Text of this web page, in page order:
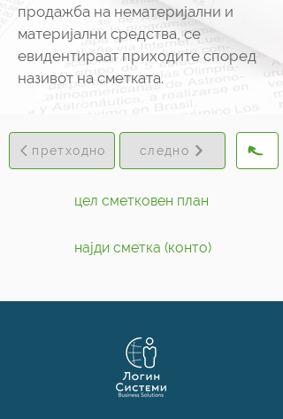
продажба на нематеријални и
материјални средства, се
евидентираат приходите според
називот на сметката.
претходно следно
цел сметковен план
најди сметка (конто)